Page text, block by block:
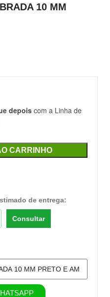
10 MM
depois com a Linha de
CARRINHO
de entrega:
Consultar